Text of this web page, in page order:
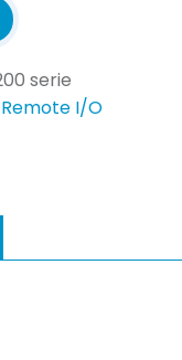
serie
I/O